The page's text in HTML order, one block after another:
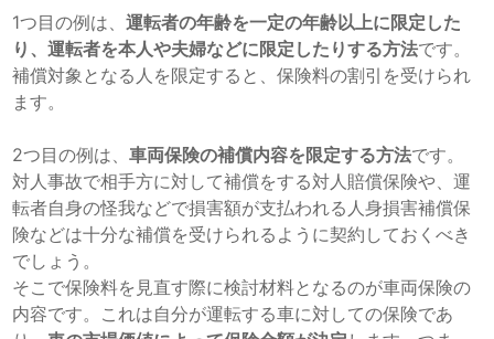
1つ目の例は、運転者の年齢を一定の年齢以上に限定した
り、運転者を本人や夫婦などに限定したりする方法です。
補償対象となる人を限定すると、保険料の割引を受けられ
ます。
2つ目の例は、車両保険の補償内容を限定する方法です。
対人事故で相手方に対して補償をする対人賠償保険や、運
転者自身の怪我などで損害額が支払われる人身損害補償保
険などは十分な補償を受けられるように契約しておくべき
でしょう。
そこで保険料を見直す際に検討材料となるのが車両保険の
内容です。これは自分が運転する車に対しての保険であ